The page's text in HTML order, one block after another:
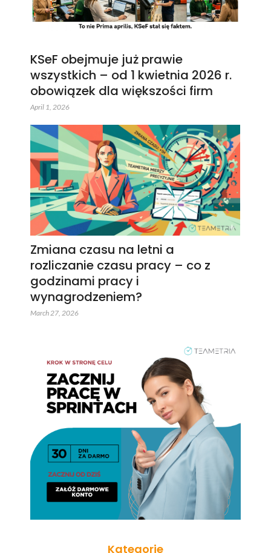
KSeF obejmuje już prawie
wszystkich – od 1 kwietnia 2026 r.
obowiązek dla większości firm
April 1, 2026
Zmiana czasu na letni a
rozliczanie czasu pracy – co z
godzinami pracy i
wynagrodzeniem?
March 27, 2026
Kategorie